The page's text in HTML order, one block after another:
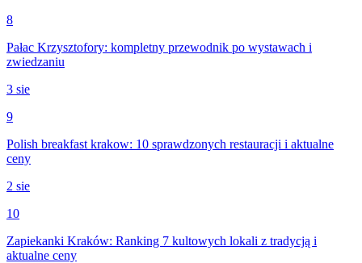
8
Pałac Krzysztofory: kompletny przewodnik po wystawach i
zwiedzaniu
3 sie
9
Polish breakfast krakow: 10 sprawdzonych restauracji i aktualne
ceny
2 sie
10
Zapiekanki Kraków: Ranking 7 kultowych lokali z tradycją i
aktualne ceny